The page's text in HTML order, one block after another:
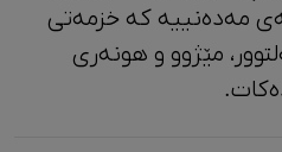
مەدەنییە کە خزمەتی
زمان، کەلتوور، مێژوو و ‎هونەری